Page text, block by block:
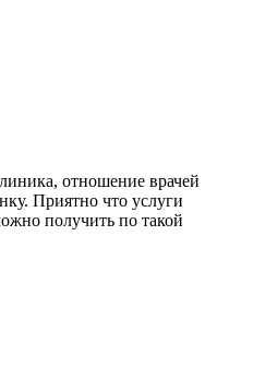
отношение врачей
Приятно что услуги
получить по такой